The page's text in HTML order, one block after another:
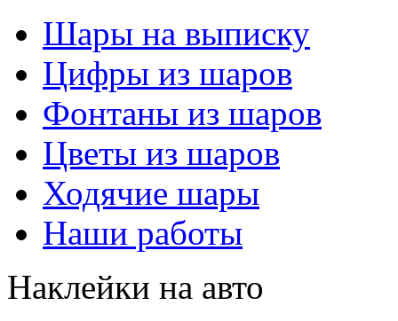
Шары на выписку
Цифры из шаров
Фонтаны из шаров
Цветы из шаров
Ходячие шары
Наши работы
Наклейки на авто